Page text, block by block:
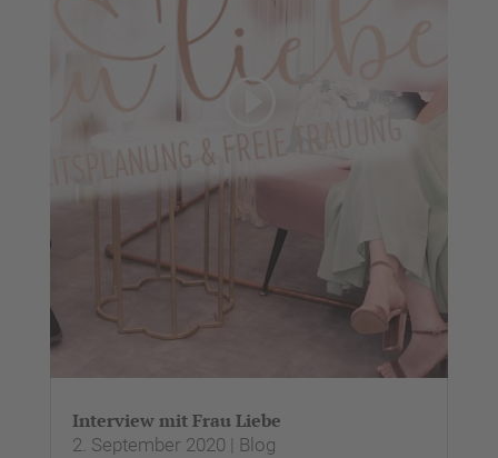
Wir verwenden einen
Service eines Drittanbieters,
um Videoinhalte einzubetten.
Dieser Service kann Daten zu
Ihren Aktivitäten sammeln.
Bitte lesen Sie die Details
durch und stimmen Sie der
Nutzung des Service zu, um
dieses Video anzusehen.
Mehr Informationen
Management Platform
Interview mit Frau Liebe
2. September 2020 | Blog